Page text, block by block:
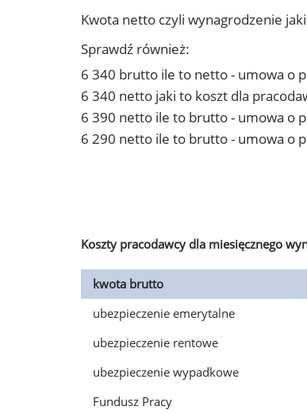
Kwota netto czyli wynagrodzenie
Sprawdź również:
6 340 brutto ile to netto - umowa o
6 340 netto jaki to koszt dla
6 390 netto ile to brutto - umowa o
6 290 netto ile to brutto - umowa o
Koszty pracodawcy dla miesięcznego
kwota brutto
ubezpieczenie emerytalne
ubezpieczenie rentowe
ubezpieczenie wypadkowe
Fundusz Pracy